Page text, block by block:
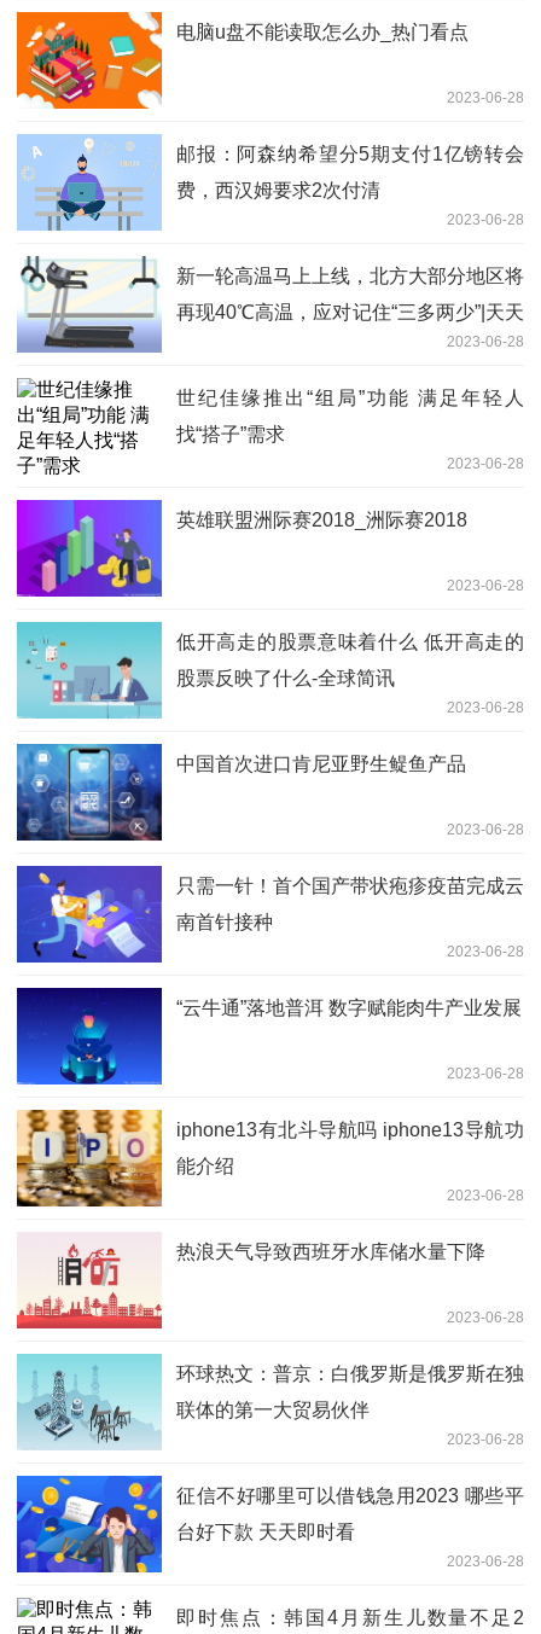
电脑u盘不能读取怎么办_热门看点
2023-06-28
邮报：阿森纳希望分5期支付1亿镑转会
费，西汉姆要求2次付清
2023-06-28
新一轮高温马上上线，北方大部分地区将
再现40℃高温，应对记住“三多两少”|天天
2023-06-28
世纪佳缘推出“组局”功能 满足年轻人
找“搭子”需求
2023-06-28
英雄联盟洲际赛2018_洲际赛2018
2023-06-28
低开高走的股票意味着什么 低开高走的
股票反映了什么-全球简讯
2023-06-28
中国首次进口肯尼亚野生鳀鱼产品
2023-06-28
只需一针！首个国产带状疱疹疫苗完成云
南首针接种
2023-06-28
“云牛通”落地普洱 数字赋能肉牛产业发展
2023-06-28
iphone13有北斗导航吗 iphone13导航功
能介绍
2023-06-28
热浪天气导致西班牙水库储水量下降
2023-06-28
环球热文：普京：白俄罗斯是俄罗斯在独
联体的第一大贸易伙伴
2023-06-28
征信不好哪里可以借钱急用2023 哪些平
台好下款 天天即时看
2023-06-28
即时焦点：韩国4月新生儿数量不足2